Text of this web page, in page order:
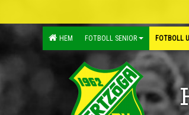
HEM FOTBOLL SENIOR FOTBOLL